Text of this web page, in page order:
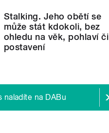
Stalking. Jeho obětí se
může stát kdokoli, bez
ohledu na věk, pohlaví či
postavení
naladíte na DABu